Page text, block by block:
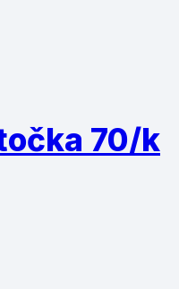
70/k